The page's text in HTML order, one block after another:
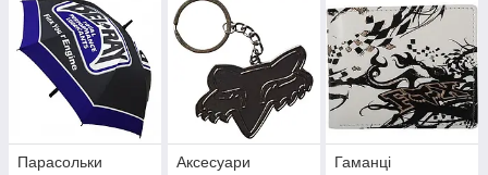
Парасольки Аксесуари Гаманці